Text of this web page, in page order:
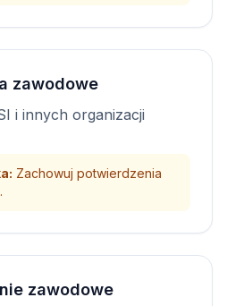
zawodowe
i innych organizacji
: Zachowuj potwierdzenia
zawodowe